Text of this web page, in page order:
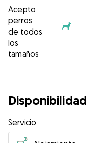
Acepto
perros
de todos
los
tamaños
Disponibilidad
Servicio